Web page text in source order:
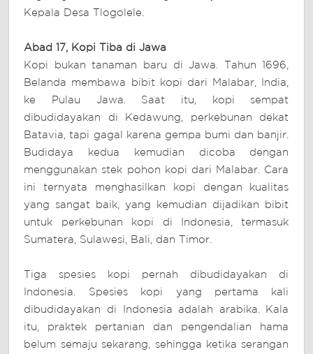
Kepala Desa Tlogolele.
Abad 17, Kopi Tiba di Jawa
Kopi bukan tanaman baru di Jawa. Tahun 1696,
Belanda membawa bibit kopi dari Malabar, India,
ke Pulau Jawa. Saat itu, kopi sempat
dibudidayakan di Kedawung, perkebunan dekat
Batavia, tapi gagal karena gempa bumi dan banjir.
Budidaya kedua kemudian dicoba dengan
menggunakan stek pohon kopi dari Malabar. Cara
ini ternyata menghasilkan kopi dengan kualitas
yang sangat baik, yang kemudian dijadikan bibit
untuk perkebunan kopi di Indonesia, termasuk
Sumatera, Sulawesi, Bali, dan Timor.
Tiga spesies kopi pernah dibudidayakan di
Indonesia. Spesies kopi yang pertama kali
dibudidayakan di Indonesia adalah arabika. Kala
itu, praktek pertanian dan pengendalian hama
belum semaju sekarang, sehingga ketika serangan